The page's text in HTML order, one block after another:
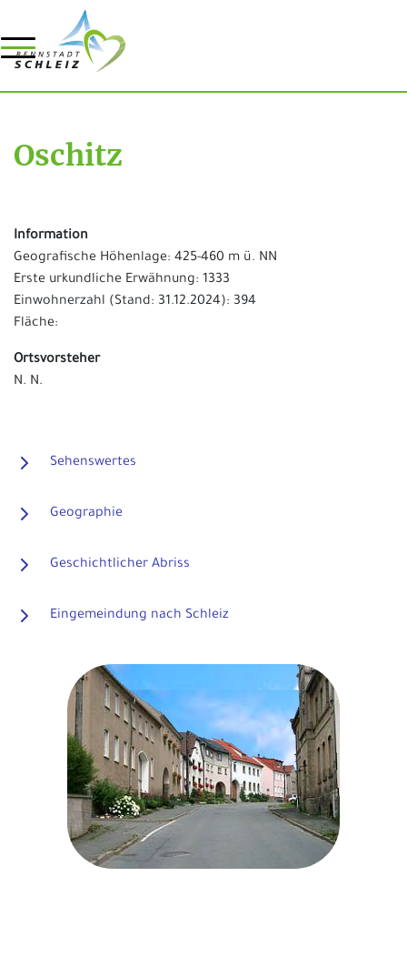
Oschitz
Information
Geografische Höhenlage: 425-460 m ü. NN
Erste urkundliche Erwähnung: 1333
Einwohnerzahl (Stand: 31.12.2024): 394
Fläche:
Ortsvorsteher
N. N.
Sehenswertes
Geographie
Geschichtlicher Abriss
Eingemeindung nach Schleiz